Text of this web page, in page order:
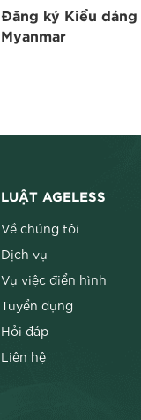
Đăng ký Kiểu
Myanmar
LUẬT AGELESS
Về chúng tôi
Dịch vụ
Vụ việc điển hình
Tuyển dụng
Hỏi đáp
Liên hệ